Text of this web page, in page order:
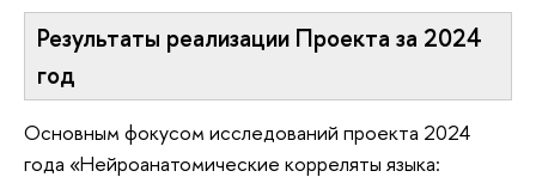
Результаты реализации Проекта за 2024
год
Основным фокусом исследований проекта 2024
года «Нейроанатомические корреляты языка: